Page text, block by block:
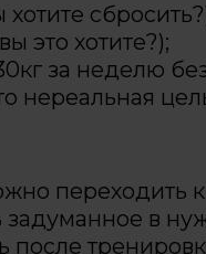
это хотите?);
за неделю
нереальная
переходить
задуманное в
после